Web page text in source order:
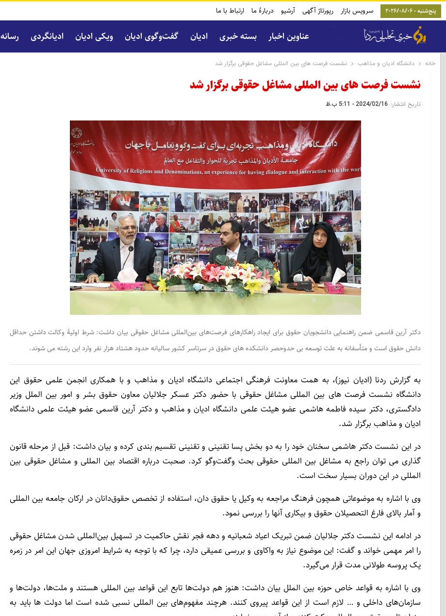
پنج‌شنبه - 2026/08/06 سرویس بازار رپورتاژ آگهی آرشیو دربارۀ ما ارتباط با ما
عناوین اخبار بسته خبری ادیان گفت‌و‌گوی ادیان ویکی ادیان ادیانگردی رسانه
خانه دانشگاه ادیان و مذاهب نشست فرصت های بین المللی مشاغل حقوقی برگزار شد
نشست فرصت های بین المللی مشاغل حقوقی برگزار شد
تاریخ انتشار: 2024/02/16 - 5:11 ب.ظ
دکتر آرین قاسمی ضمن راهنمایی دانشجویان حقوق برای ایجاد راهکارهای فرصت‌های بین‌المللی مشاغل حقوقی بیان داشت: شرط اولیۀ وکالت داشتن حداقل
دانش حقوق است و متأسفانه به علت توسعه بی حدوحصر دانشکده های حقوق در سرتاسر کشور سالیانه حدود هشتاد هزار نفر وارد این رشته می شوند.
به گزارش ردنا (ادیان نیوز)، به همت معاونت فرهنگی اجتماعی دانشگاه ادیان و مذاهب و با همکاری انجمن علمی حقوق این
دانشگاه نشست فرصت های بین المللی مشاغل حقوقی با حضور دکتر عسکر جلالیان معاون حقوق بشر و امور بین الملل وزیر
دادگستری، دکتر سیده فاطمه هاشمی عضو هیئت علمی دانشگاه ادیان و مذاهب و دکتر آرین قاسمی عضو هیئت علمی دانشگاه
ادیان و مذاهب برگزار شد.
در این نشست دکتر هاشمی سخنان خود را به دو بخش پسا تقنینی و تقنینی تقسیم بندی کرده و بیان داشت: قبل از مرحله قانون
گذاری می توان راجع به مشاغل بین المللی حقوقی بحث وگفت‌وگو کرد. صحبت درباره اقتصاد بین المللی و مشاغل حقوقی بین
المللی در این دوران بسیار سخت است.
وی با اشاره به موضوعاتی همچون فرهنگ مراجعه به وکیل یا حقوق دان، استفاده از تخصص حقوق‌دانان در ارکان جامعه بین المللی
و آمار بالای فارغ التحصیلان حقوق و بیکاری آنها را بررسی نمود.
در ادامه این نشست دکتر جلالیان ضمن تبریک اعیاد شعبانیه و دهه فجر نقش حاکمیت در تسهیل بین‌المللی شدن مشاغل حقوقی
را امر مهمی خواند و گفت: این موضوع نیاز به واکاوی و بررسی عمیقی دارد، چرا که با توجه به شرایط امروزی جهان این امر در زمره
یک پروسه طولانی مدت قرار می‌گیرد.
وی با اشاره به قواعد خاص حوزه بین الملل بیان داشت: هنوز هم دولت‌ها تابع این قواعد بین المللی هستند و ملت‌ها، دولت‌ها و
سازمان‌های داخلی و … لازم است از این قواعد پیروی کنند. هرچند مفهوم‌های بین المللی نسبی شده است اما دولت ها باید به